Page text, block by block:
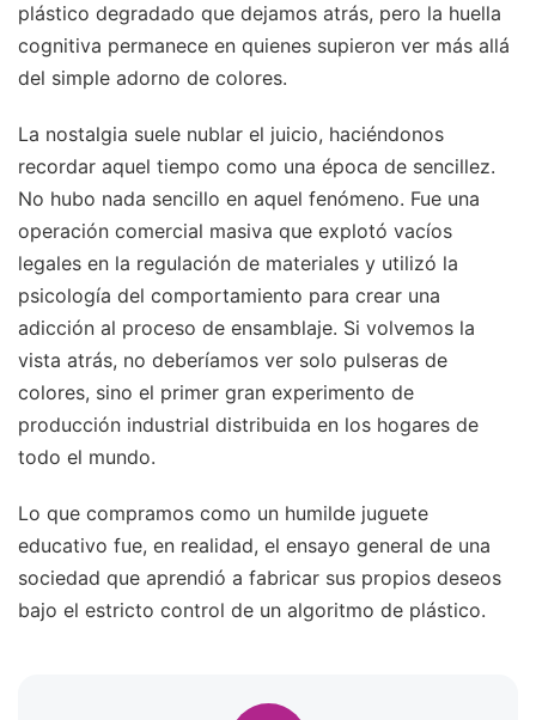
plástico degradado que dejamos atrás, pero la huella
cognitiva permanece en quienes supieron ver más allá
del simple adorno de colores.
La nostalgia suele nublar el juicio, haciéndonos
recordar aquel tiempo como una época de sencillez.
No hubo nada sencillo en aquel fenómeno. Fue una
operación comercial masiva que explotó vacíos
legales en la regulación de materiales y utilizó la
psicología del comportamiento para crear una
adicción al proceso de ensamblaje. Si volvemos la
vista atrás, no deberíamos ver solo pulseras de
colores, sino el primer gran experimento de
producción industrial distribuida en los hogares de
todo el mundo.
Lo que compramos como un humilde juguete
educativo fue, en realidad, el ensayo general de una
sociedad que aprendió a fabricar sus propios deseos
bajo el estricto control de un algoritmo de plástico.